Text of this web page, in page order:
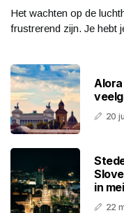
Het wachten op de
frustrerend zijn. Je hebt
20
in
22